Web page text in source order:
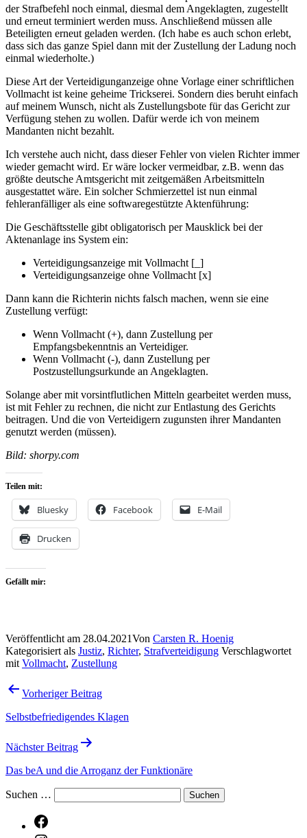
der Strafbefehl noch einmal, diesmal dem Angeklagten, zugestellt
und erneut terminiert werden muss. Anschließend müssen alle
Beteiligten erneut geladen werden. (Ich habe es auch schon erlebt,
dass sich das ganze Spiel dann mit der Zustellung der Ladung noch
einmal wiederholte.)
Diese Art der Verteidigunganzeige ohne Vorlage einer schriftlichen
Vollmacht ist keine geheime Trickserei. Sondern dies beruht einfach
auf meinem Wunsch, nicht als Zustellungsbote für das Gericht zur
Verfügung stehen zu wollen. Dafür werde ich von meinem
Mandanten nicht bezahlt.
Ich verstehe auch nicht, dass dieser Fehler von vielen Richter immer
wieder gemacht wird. Er wäre locker vermeidbar, z.B. wenn das
größte deutsche Amtsgericht mit zeitgemäßen Arbeitsmitteln
ausgestattet wäre. Ein solcher Schmierzettel ist nun einmal
fehleranfälliger als eine softwaregestützte Aktenführung:
Die Geschäftsstelle gibt obligatorisch per Mausklick bei der
Aktenanlage ins System ein:
Verteidigungsanzeige mit Vollmacht [_]
Verteidigungsanzeige ohne Vollmacht [x]
Dann kann die Richterin nichts falsch machen, wenn sie eine
Zustellung verfügt:
Wenn Vollmacht (+), dann Zustellung per
Empfangsbekenntnis an Verteidiger.
Wenn Vollmacht (-), dann Zustellung per
Postzustellungsurkunde an Angeklagten.
Solange aber mit vorsintflutlichen Mitteln gearbeitet werden muss,
ist mit Fehler zu rechnen, die nicht zur Entlastung des Gerichts
beitragen. Und die von Verteidigern zugunsten ihrer Mandanten
genutzt werden (müssen).
Bild: shorpy.com
Teilen mit:
Bluesky Facebook E-Mail
Drucken
Gefällt mir:
Veröffentlicht am 28.04.2021Von Carsten R. Hoenig
Kategorisiert als Justiz, Richter, Strafverteidigung Verschlagwortet
mit Vollmacht, Zustellung
Beitragsnavigation
Vorheriger Beitrag
Selbstbefriedigendes Klagen
Nächster Beitrag
Das beA und die Arroganz der Funktionäre
Suchen …